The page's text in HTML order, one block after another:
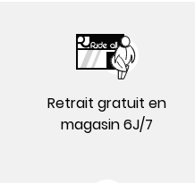
Retrait gratuit en
magasin 6J/7